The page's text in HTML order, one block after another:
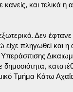
και τελικά η
Δεν
πληγωθεί και η
Τμήμα Κάτω